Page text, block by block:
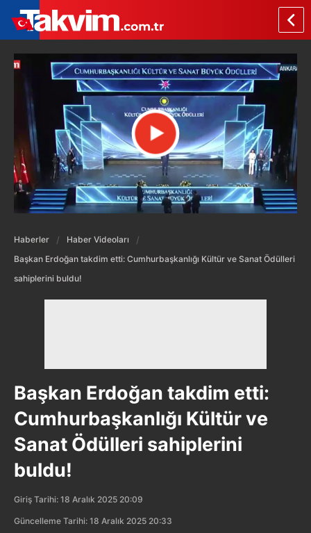
Haberler
Haber Videoları
Başkan Erdoğan takdim etti: Cumhurbaşkanlığı Kültür ve Sanat Ödülleri
sahiplerini buldu!
Başkan Erdoğan takdim etti:
Cumhurbaşkanlığı Kültür ve
Sanat Ödülleri sahiplerini
buldu!
Giriş Tarihi: 18 Aralık 2025 20:09
Güncelleme Tarihi: 18 Aralık 2025 20:33